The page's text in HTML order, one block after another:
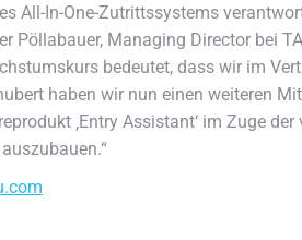
All-In-One-Zutrittssystems
Pöllabauer, Managing Director bei
bedeutet, dass wir im
haben wir nun einen weiteren
‚Entry Assistant‘ im Zuge